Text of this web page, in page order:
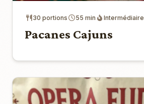
30 portions 55 min Intermédiaire
Pacanes Cajuns